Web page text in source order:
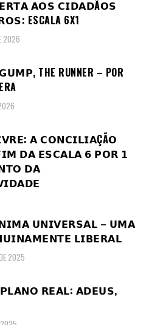
𝗔𝗢𝗦 𝗖𝗜𝗗𝗔𝗗Ã𝗢𝗦
ESCALA 6X1
2026
THE RUNNER – POR
𝗔 𝗖𝗢𝗡𝗖𝗜𝗟𝗜𝗔ÇÃ𝗢
𝗗𝗔 𝗘𝗦𝗖𝗔𝗟𝗔 𝟲 𝗣𝗢𝗥 𝟭
𝗗𝗔
𝗨𝗡𝗜𝗩𝗘𝗥𝗦𝗔𝗟 – 𝗨𝗠𝗔
𝗟𝗜𝗕𝗘𝗥𝗔𝗟
2025
𝗥𝗘𝗔𝗟: 𝗔𝗗𝗘𝗨𝗦,